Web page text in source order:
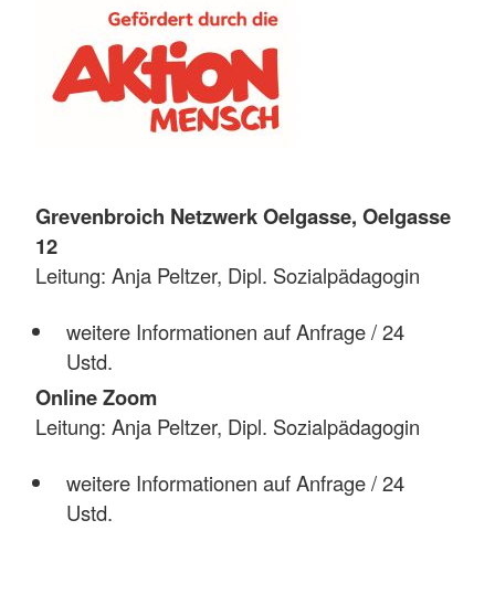
Grevenbroich Netzwerk Oelgasse, Oelgasse
12
Leitung: Anja Peltzer, Dipl. Sozialpädagogin
weitere Informationen auf Anfrage / 24
Ustd.
Online Zoom
Leitung: Anja Peltzer, Dipl. Sozialpädagogin
weitere Informationen auf Anfrage / 24
Ustd.